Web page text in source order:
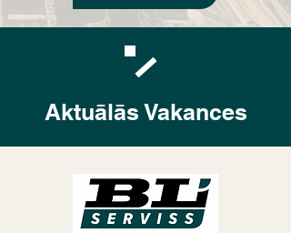
Aktuālās Vakances